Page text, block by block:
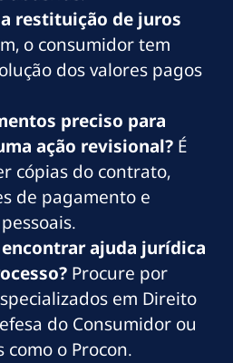
restituição de juros
o consumidor tem
dos valores pagos
preciso para
ação revisional? É
cópias do contrato,
de pagamento e
ajuda jurídica
Procure por
em Direito
do Consumidor ou
como o Procon.